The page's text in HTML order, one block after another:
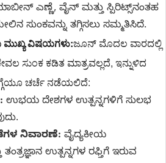
ಎಣ್ಣೆ, ವೈನ್ ಮತ್ತು ಸ್ಪಿರಿಟ್ಸ್‌ನಂತಹ
ಸುಂಕವನ್ನು ತಗ್ಗಿಸಲು ಸಮ್ಮತಿಸಿದೆ.
ವಿಷಯಗಳು:ಜೂನ್ ಮೊದಲ ವಾರದಲ್ಲಿ
ಸುಂಕ ಕಡಿತ ಮಾತ್ರವಲ್ಲದೆ, ಇನ್ನುಳಿದ
ಚರ್ಚೆ ನಡೆಯಲಿದೆ:
ಉಭಯ ದೇಶಗಳ ಉತ್ಪನ್ನಗಳಿಗೆ ಸುಲಭ
ನಿವಾರಣೆ: ವೈದ್ಯಕೀಯ
ಉತ್ಪನ್ನಗಳ ರಫ್ತಿಗೆ ಇರುವ